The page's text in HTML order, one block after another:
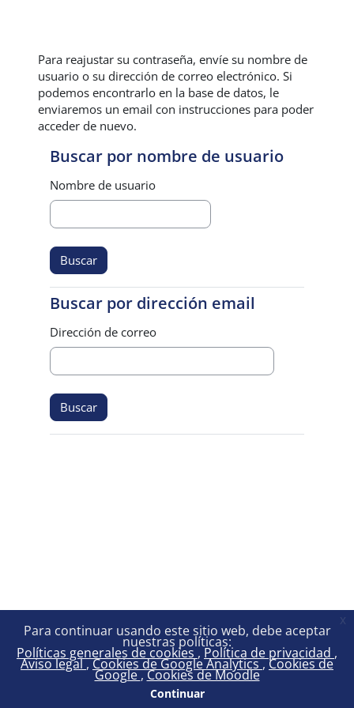
Para continuar usando este sitio web, debe aceptar
nuestras políticas:
Políticas generales de cookies Política de privacidad
Aviso legal Cookies de Google Analytics Cookies de
Google Cookies de Moodle
Continuar
x
Para reajustar su contraseña, envíe su nombre de
usuario o su dirección de correo electrónico. Si
podemos encontrarlo en la base de datos, le
enviaremos un email con instrucciones para poder
acceder de nuevo.
Buscar por nombre de usuario
Buscar por nombre de usuario
Nombre de usuario
Buscar por dirección email
Buscar por dirección email
Dirección de correo